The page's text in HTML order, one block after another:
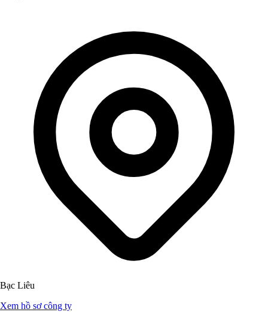
Bạc Liêu
Xem hồ sơ công ty